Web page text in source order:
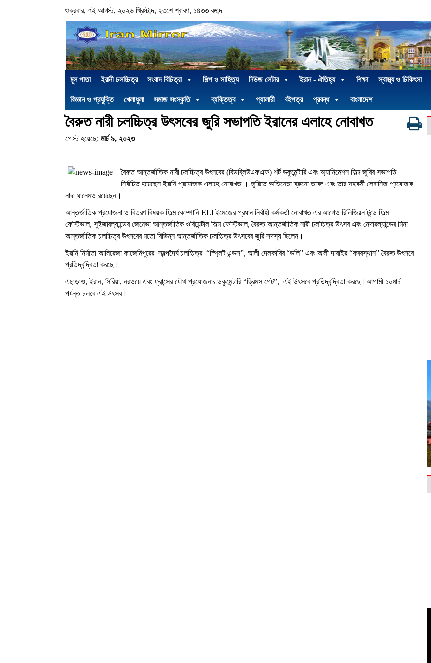
শুক্রবার, ৭ই আগস্ট, ২০২৬ খ্রিস্টাব্দ, ২৩শে শ্রাবণ, ১৪৩৩ বঙ্গাব্দ
মূল পাতা ইরানী চলচ্চিত্র সংবাদ বিচিত্রা শিল্প ও সাহিত্য নিউজ লেটার ইরান - ঐতিহ্য শিক্ষা স্বাস্থ্য ও চিকিৎসা
বিজ্ঞান ও প্রযুক্তি খেলাধুলা সমাজ সংস্কৃতি ব্যক্তিত্ব গ্যালারী বইপত্র প্রবন্ধ বাংলাদেশ
বৈরুত নারী চলচ্চিত্র উৎসবের জুরি সভাপতি ইরানের এলাহে নোবাখত
পোস্ট হয়েছে: মার্চ ৯, ২০২৩
বৈরুত আন্তর্জাতিক নারী চলচ্চিত্র উৎসবের (বিডব্লিউএফএফ) শর্ট ডকুমেন্টারি এবং অ্যানিমেশন ফিল্ম জুরির সভাপতি
নির্বাচিত হয়েছেন ইরানি প্রযোজক এলাহে নোবাখত । জুরিতে অভিনেতা ব্রুনো তাবল এবং তার সহকর্মী লেবানিজ প্রযোজক
নাদা ঘানেমও রয়েছেন।
আন্তর্জাতিক প্রযোজনা ও বিতরণ বিষয়ক ফিল্ম কোম্পানি ELIইমেজেরপ্রধান নির্বাহী কর্মকর্তা নোবাখত এর আগেও রিলিজিয়ন টুডে ফিল্ম
ফেস্টিভাল, সুইজারল্যান্ডের জেনেভা আন্তর্জাতিক ওরিয়েন্টাল ফিল্ম ফেস্টিভাল,বৈরুত আন্তর্জাতিক নারী চলচ্চিত্র উৎসব এবং নেদারল্যান্ডের মিনা
আন্তর্জাতিক চলচ্চিত্র উৎসবের মতো বিভিন্ন আন্তর্জাতিক চলচ্চিত্র উৎসবেরজুরি সদস্য ছিলেন।
ইরানি নির্মাতা আলিরেজা কাজেমিপুরের স্বল্পদৈর্ঘ চলচ্চিত্র “স্প্লিট এন্ডস”, আলী দেলকারির “ডলি” এবং আলী দারাইর “কবরস্থান” বৈরুত উৎসবে
প্রতিদ্বন্দ্বিতা করছে।
এছাড়াও,ইরান, সিরিয়া, নরওয়ে এবং ফ্রান্সের যৌথ প্রযোজনার ডকুমেন্টারি “ড্রিমস গেট”, এই উৎসবে প্রতিদ্বন্দ্বিতা করছে। আগামী ১০মার্চ
পর্যন্তচলবে এই উৎসব।